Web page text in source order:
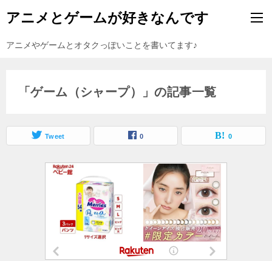
アニメとゲームが好きなんです
アニメやゲームとオタクっぽいことを書いてます♪
「ゲーム（シャープ）」の記事一覧
Tweet 0 0